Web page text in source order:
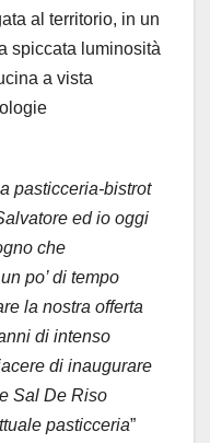
al territorio, in un
spiccata luminosità
a vista
pasticceria-bistrot
ed io oggi
che
po’ di tempo
la nostra offerta
di intenso
di inaugurare
Sal De Riso
pasticceria”